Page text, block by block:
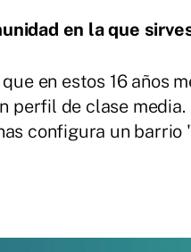
en la que
en estos 16 años
perfil de clase
configura un